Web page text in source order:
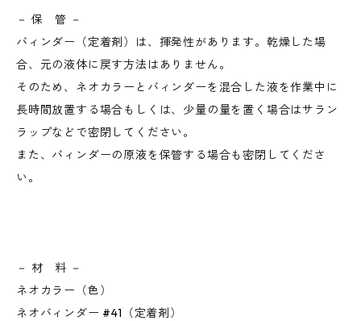
－ 保 管 －
バィンダー（定着剤）は、揮発性があります。乾燥した場
合、元の液体に戻す方法はありません。
そのため、ネオカラーとバィンダーを混合した液を作業中に
長時間放置する場合もしくは、少量の量を置く場合はサラン
ラップなどで密閉してください。
また、バィンダーの原液を保管する場合も密閉してくださ
い。
－ 材 料 －
ネオカラー（色）
ネオバィンダー #41（定着剤）